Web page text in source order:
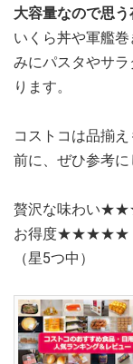
大容量なので思う
いくら丼や軍艦
みにパスタやサ
ります。
コストコは品揃
前に、ぜひ参考に
贅沢な味わい
お得度★★★★★
（星5つ中）